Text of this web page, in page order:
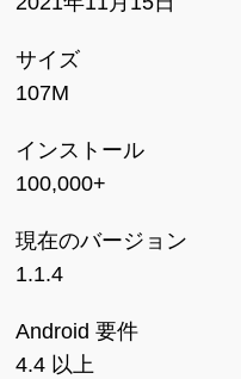
サイズ
107M
インストール
100,000+
現在のバージョン
1.1.4
Android 要件
4.4 以上